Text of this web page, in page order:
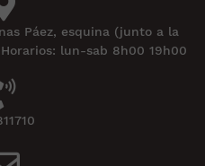
Páez, esquina (junto a la
lun-sab 8h00 19h00